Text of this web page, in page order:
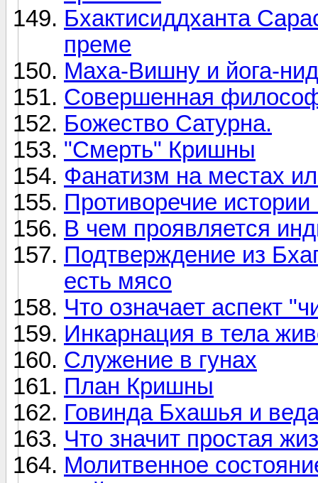
Бхактисиддханта
преме
Маха-Вишну и йога-
Совершенная
Божество Сатурна.
"Смерть" Кришны
Фанатизм на местах
Противоречие
В чем проявляется
Подтверждение из
есть мясо
Что означает аспект
Инкарнация в тела
Служение в гунах
План Кришны
Говинда Бхашья и
Что значит простая
Молитвенное